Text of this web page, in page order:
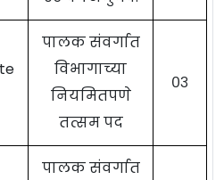
पालक संवर्गात
विभागाच्या
नियमितपणे
तत्सम पद
०३
पालक संवर्गात